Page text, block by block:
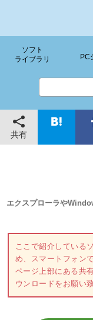
ソフト
ライブラリ
PC
共有
エクスプローラや
ここで紹介している
め、スマートフォン
ページ上部にある共
ウンロードをお願い